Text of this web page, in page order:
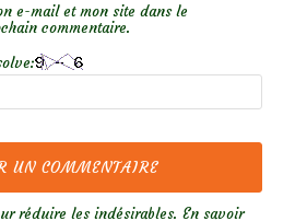
e-mail et mon site dans le
commentaire.
réduire les indésirables. En savoir